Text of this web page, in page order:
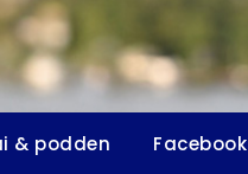
& podden Facebook